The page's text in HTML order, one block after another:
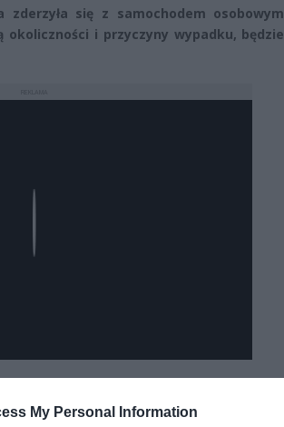
My Personal Information
się z samochodem osobowym
i przyczyny wypadku, będzie